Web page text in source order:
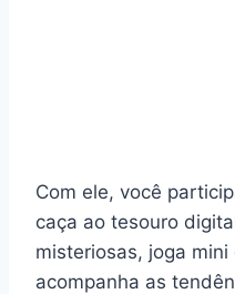
Com ele, você
caça ao tesouro
misteriosas, joga
acompanha as